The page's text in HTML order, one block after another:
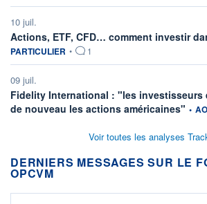
10 juil.
Actions, ETF, CFD… comment investir
PARTICULIER • 1
09 juil.
Fidelity International : "les investisseurs
de nouveau les actions américaines" •
Voir toutes les analyses
DERNIERS MESSAGES SUR LE
OPCVM